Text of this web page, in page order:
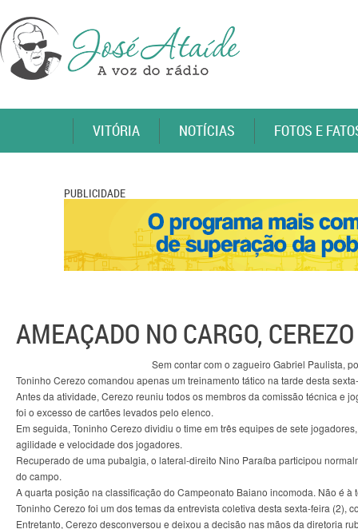
VITÓRIA NOTÍCIAS FOTOS E
PUBLICIDADE
AMEAÇADO NO CARGO,
Sem contar com o zagueiro Gabriel Paulista,
Toninho Cerezo comandou apenas um treinamento tático na tarde desta
Antes da atividade, Cerezo reuniu todos os membros da comissão técnica e
foi o excesso de cartões levados pelo elenco.
Em seguida, Toninho Cerezo dividiu o time em três equipes de sete
agilidade e velocidade dos jogadores.
Recuperado de uma pubalgia, o lateral-direito Nino Paraíba participou
do campo.
A quarta posição na classificação do Campeonato Baiano incomoda. Não é
Toninho Cerezo foi um dos temas da entrevista coletiva desta sexta-feira (2),
Entretanto, Cerezo desconversou e deixou a decisão nas mãos da diretoria